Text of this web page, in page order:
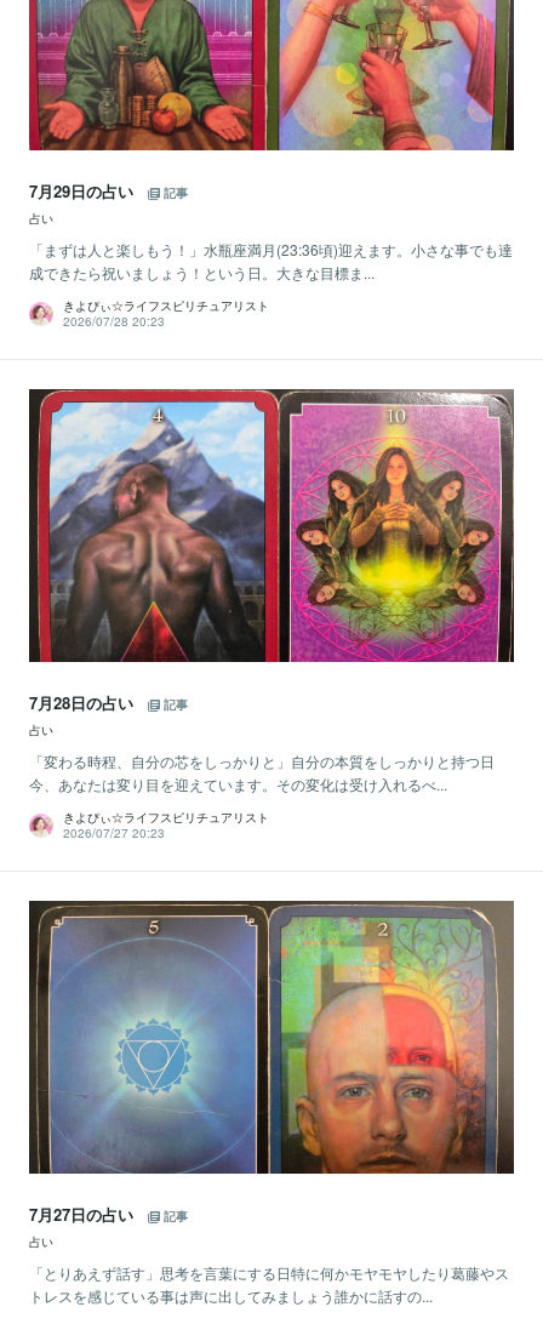
7月29日の占い
記事
占い
「まずは人と楽しもう！」水瓶座満月(23:36頃)迎えます。小さな事でも達
成できたら祝いましょう！という日。大きな目標ま...
きよぴぃ☆ライフスピリチュアリスト
2026/07/28 20:23
7月28日の占い
記事
占い
「変わる時程、自分の芯をしっかりと」自分の本質をしっかりと持つ日
今、あなたは変り目を迎えています。その変化は受け入れるべ...
きよぴぃ☆ライフスピリチュアリスト
2026/07/27 20:23
7月27日の占い
記事
占い
「とりあえず話す」思考を言葉にする日特に何かモヤモヤしたり葛藤やス
トレスを感じている事は声に出してみましょう誰かに話すの...